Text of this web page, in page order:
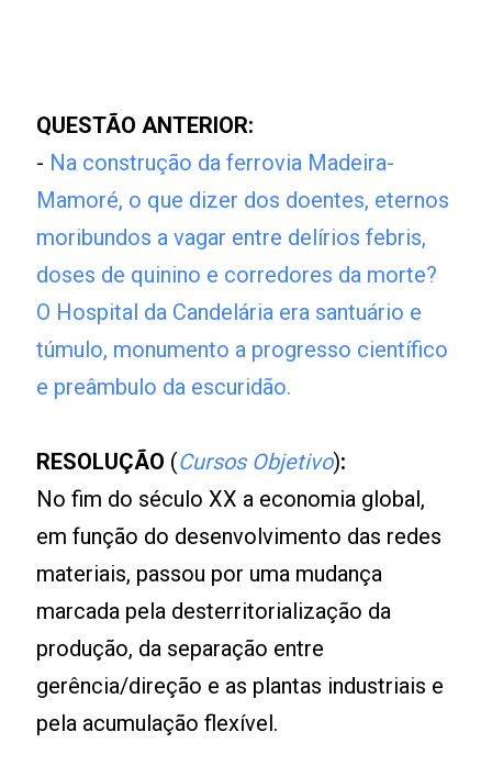
QUESTÃO ANTERIOR:
- Na construção da ferrovia Madeira-
Mamoré, o que dizer dos doentes, eternos
moribundos a vagar entre delírios febris,
doses de quinino e corredores da morte?
O Hospital da Candelária era santuário e
túmulo, monumento a progresso científico
e preâmbulo da escuridão.
RESOLUÇÃO (Cursos Objetivo):
No fim do século XX a economia global,
em função do desenvolvimento das redes
materiais, passou por uma mudança
marcada pela desterritorialização da
produção, da separação entre
gerência/direção e as plantas industriais e
pela acumulação flexível.